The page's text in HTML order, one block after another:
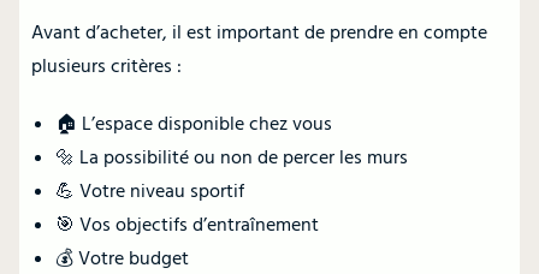
Avant d’acheter, il est important de prendre en compte
plusieurs critères :
🏠 L’espace disponible chez vous
🔩 La possibilité ou non de percer les murs
💪 Votre niveau sportif
🎯 Vos objectifs d’entraînement
💰 Votre budget